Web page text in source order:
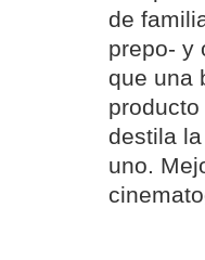
de
prepo- y
que una
destila
uno.